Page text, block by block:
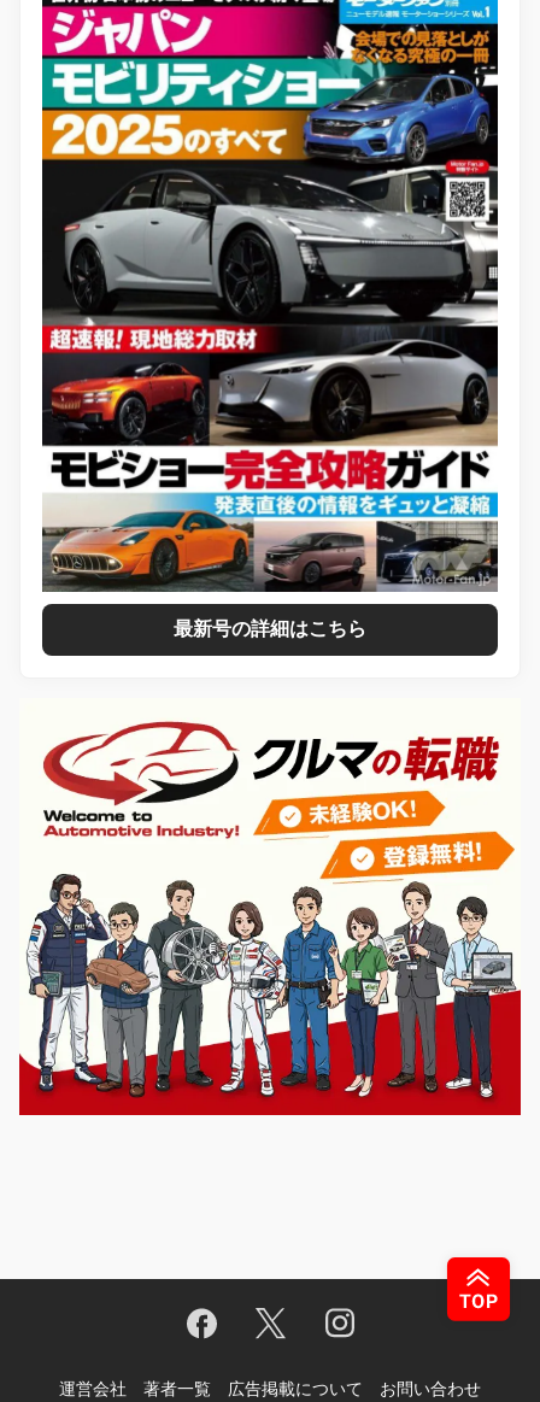
最新号の詳細はこちら
運営会社 著者一覧 広告掲載について お問い合わせ